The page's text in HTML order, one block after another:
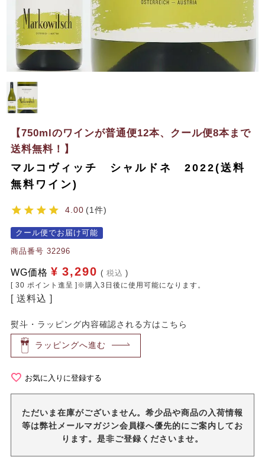
【750mlのワインが普通便12本、クール便8本まで
送料無料！】
マルコヴィッチ シャルドネ 2022(送料
無料ワイン)
4.00 1
クール便でお届け可能
商品番号 32296
WG価格 ¥ 3,290 税込
[ 30 ポイント進呈 ]※購入3日後に使用可能になります。
送料込
熨斗・ラッピング内容確認される方はこちら
ラッピングへ進む
お気に入りに登録する
ただいま在庫がございません。希少品や商品の入荷情報
等は弊社メールマガジン会員様へ優先的にご案内してお
ります。是非ご登録くださいませ。